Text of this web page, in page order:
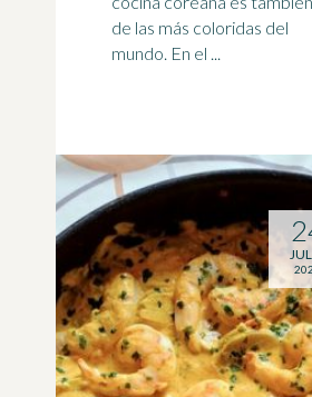
de las más coloridas del
mundo. En el ...